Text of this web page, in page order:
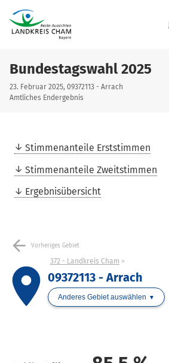
Bundestagswahl 2025
23. Februar 2025, 09372113 - Arrach
Amtliches Endergebnis
Stimmenanteile Erststimmen
Stimmenanteile Zweitstimmen
Ergebnisübersicht
arrow_back Vorheriges Gebiet
place
372 - Landkreis Cham
09372113 - Arrach
Anderes Gebiet auswählen